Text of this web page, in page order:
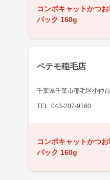
コンボキャットかつ
パック 160g
ペテモ稲毛店
千葉県千葉市稲毛区小仲
TEL: 043-207-9160
コンボキャットかつ
パック 160g